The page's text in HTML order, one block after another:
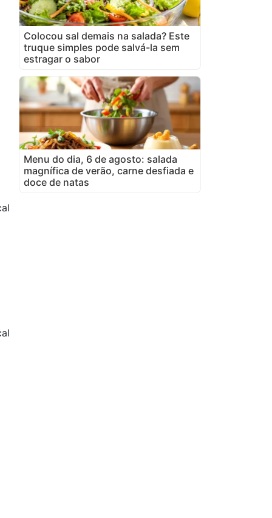
Colocou sal demais na salada? Este
truque simples pode salvá-la sem
estragar o sabor
Menu do dia, 6 de agosto: salada
magnífica de verão, carne desfiada e
doce de natas